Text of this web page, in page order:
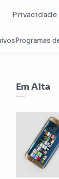
Privacidade
Em Alta